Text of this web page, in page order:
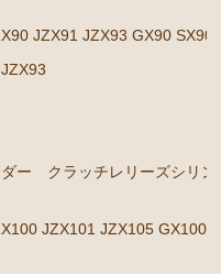
ションコイル デスビ
など）
タット ファン ファ
ンダー リペアキッ
ンダー クラッチレリ
JZX91 JZX93 GX90 SX90
ー クラッチレリーズシリン
JZX101 JZX105 GX100